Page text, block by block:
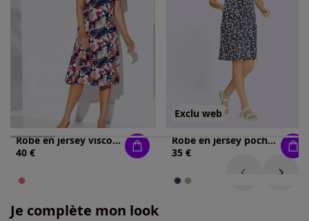
Robe en jersey viscose douce et fluide
40 €
Exclu web
Robe en jersey poches pratiques
35 €
Je complète mon look